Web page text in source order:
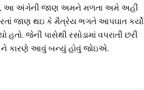
આ અંગેની જાણ અમને મળતા અમે અહીં
જાણ થઇ કે મૈત્રેય ભગતે આપઘાત કર્યો
જેની પાસેથી રસોડામાં વપરાતી છરી
કારણે આવું બન્યું હોવું જોઇએ.